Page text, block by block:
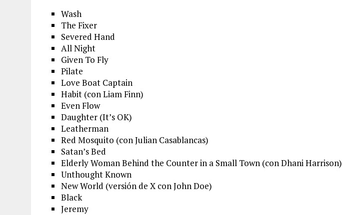
Wash
The Fixer
Severed Hand
All Night
Given To Fly
Pilate
Love Boat Captain
Habit (con Liam Finn)
Even Flow
Daughter (It’s OK)
Leatherman
Red Mosquito (con Julian Casablancas)
Satan’s Bed
Elderly Woman Behind the Counter in a Small Town (con Dhani Harrison)
Unthought Known
New World (versión de X con John Doe)
Black
Jeremy